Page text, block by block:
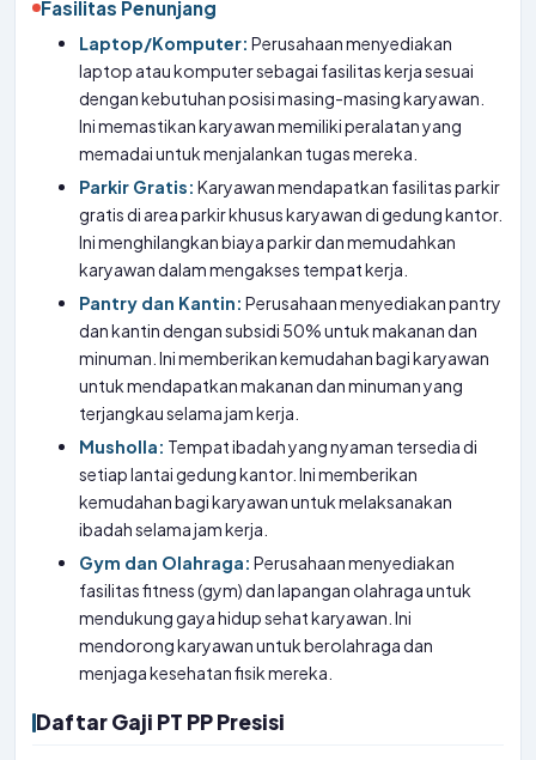
Fasilitas Penunjang
Laptop/Komputer: Perusahaan menyediakan
laptop atau komputer sebagai fasilitas kerja sesuai
dengan kebutuhan posisi masing-masing karyawan.
Ini memastikan karyawan memiliki peralatan yang
memadai untuk menjalankan tugas mereka.
Parkir Gratis: Karyawan mendapatkan fasilitas parkir
gratis di area parkir khusus karyawan di gedung kantor.
Ini menghilangkan biaya parkir dan memudahkan
karyawan dalam mengakses tempat kerja.
Pantry dan Kantin: Perusahaan menyediakan pantry
dan kantin dengan subsidi 50% untuk makanan dan
minuman. Ini memberikan kemudahan bagi karyawan
untuk mendapatkan makanan dan minuman yang
terjangkau selama jam kerja.
Musholla: Tempat ibadah yang nyaman tersedia di
setiap lantai gedung kantor. Ini memberikan
kemudahan bagi karyawan untuk melaksanakan
ibadah selama jam kerja.
Gym dan Olahraga: Perusahaan menyediakan
fasilitas fitness (gym) dan lapangan olahraga untuk
mendukung gaya hidup sehat karyawan. Ini
mendorong karyawan untuk berolahraga dan
menjaga kesehatan fisik mereka.
Daftar Gaji PT PP Presisi